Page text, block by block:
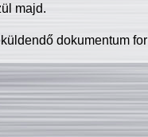
majd.
dokumentum